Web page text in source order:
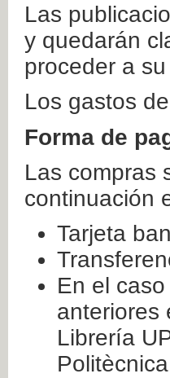
Las
y quedarán
proceder a
Los gastos
Forma de
Las compras
continuación
Tarjeta
En el
anteriores
Librería